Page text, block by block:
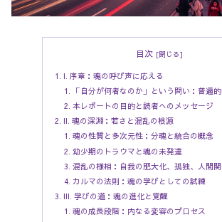
目次
I. 序章：魂の呼び声に応える
「自分が何者なのか」という問い：普遍
本レポートの目的と読者へのメッセージ
II. 魂の深淵：若さと混乱の根源
魂の性質と多次元性：分魂と統合の概念
幼少期のトラウマと魂の未発達
混乱の様相：自我の肥大化、孤独、人間
カルマの法則：魂の学びとしての試練
III. 学びの道：魂の進化と覚醒
魂の成長段階：内なる変容のプロセス